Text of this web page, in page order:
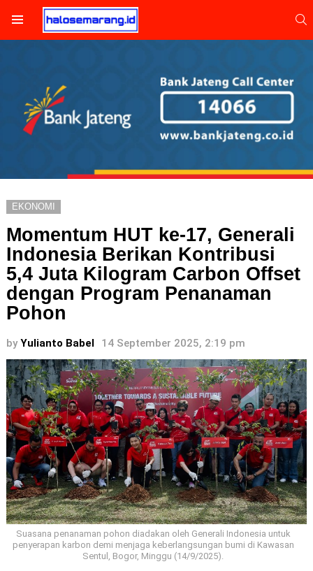
EKONOMI
Momentum HUT ke-17, Generali
Indonesia Berikan Kontribusi
5,4 Juta Kilogram Carbon Offset
dengan Program Penanaman
Pohon
by Yulianto Babel 14 September 2025, 2:19 pm
Suasana penanaman pohon diadakan oleh Generali Indonesia untuk
penyerapan karbon demi menjaga keberlangsungan bumi di Kawasan
Sentul, Bogor, Minggu (14/9/2025).